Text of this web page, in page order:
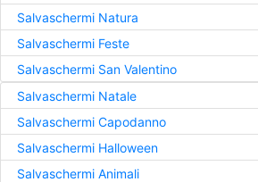
Salvaschermi Natura
Salvaschermi Feste
Salvaschermi San Valentino
Salvaschermi Natale
Salvaschermi Capodanno
Salvaschermi Halloween
Salvaschermi Animali